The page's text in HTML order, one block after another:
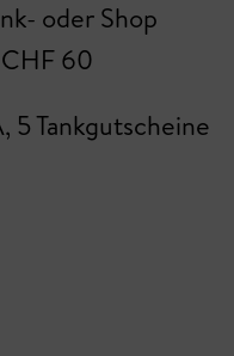
oder Shop
60
5 Tankgutscheine